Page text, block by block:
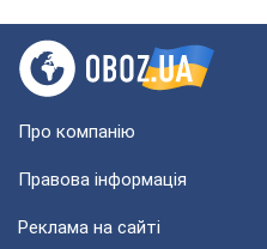
Про компанію
Правова інформація
Реклама на сайті